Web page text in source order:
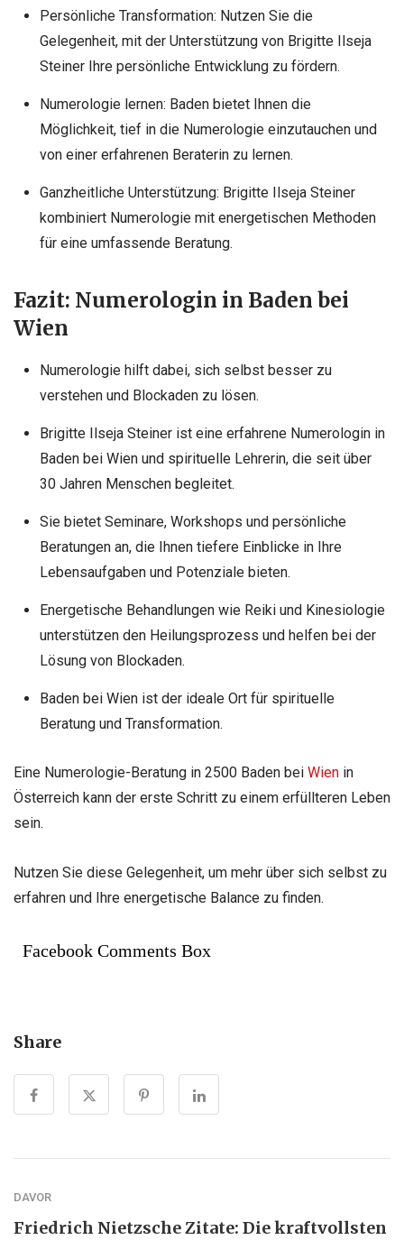
Persönliche Transformation: Nutzen Sie die
Gelegenheit, mit der Unterstützung von Brigitte Ilseja
Steiner Ihre persönliche Entwicklung zu fördern.
Numerologie lernen: Baden bietet Ihnen die
Möglichkeit, tief in die Numerologie einzutauchen und
von einer erfahrenen Beraterin zu lernen.
Ganzheitliche Unterstützung: Brigitte Ilseja Steiner
kombiniert Numerologie mit energetischen Methoden
für eine umfassende Beratung.
Fazit: Numerologin in Baden bei
Wien
Numerologie hilft dabei, sich selbst besser zu
verstehen und Blockaden zu lösen.
Brigitte Ilseja Steiner ist eine erfahrene Numerologin in
Baden bei Wien und spirituelle Lehrerin, die seit über
30 Jahren Menschen begleitet.
Sie bietet Seminare, Workshops und persönliche
Beratungen an, die Ihnen tiefere Einblicke in Ihre
Lebensaufgaben und Potenziale bieten.
Energetische Behandlungen wie Reiki und Kinesiologie
unterstützen den Heilungsprozess und helfen bei der
Lösung von Blockaden.
Baden bei Wien ist der ideale Ort für spirituelle
Beratung und Transformation.
Eine Numerologie-Beratung in 2500 Baden bei Wien in
Österreich kann der erste Schritt zu einem erfüllteren Leben
sein.
Nutzen Sie diese Gelegenheit, um mehr über sich selbst zu
erfahren und Ihre energetische Balance zu finden.
Facebook Comments Box
Share
DAVOR
Friedrich Nietzsche Zitate: Die kraftvollsten